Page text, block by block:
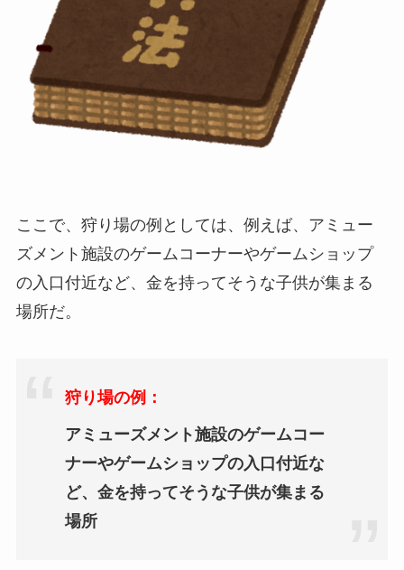
ここで、狩り場の例としては、例えば、アミュー
ズメント施設のゲームコーナーやゲームショップ
の入口付近など、金を持ってそうな子供が集まる
場所だ。
狩り場の例 ：
アミューズメント施設のゲームコー
ナーやゲームショップの入口付近な
ど、金を持ってそうな子供が集まる
場所